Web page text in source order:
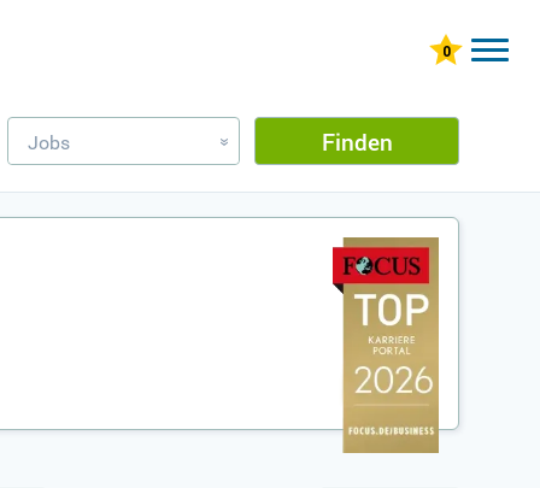
Jobs » Finden